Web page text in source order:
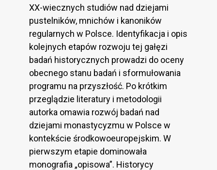
XX-wiecznych studiów nad dziejami
pustelników, mnichów i kanoników
regularnych w Polsce. Identyfikacja i opis
kolejnych etapów rozwoju tej gałęzi
badań historycznych prowadzi do oceny
obecnego stanu badań i sformułowania
programu na przyszłość. Po krótkim
przeglądzie literatury i metodologii
autorka omawia rozwój badań nad
dziejami monastycyzmu w Polsce w
kontekście środkowoeuropejskim. W
pierwszym etapie dominowała
monografia „opisowa”. Historycy